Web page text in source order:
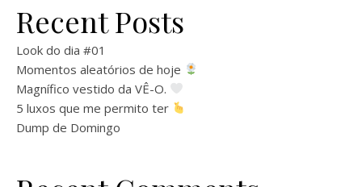
Recent Posts
Look do dia #01
Momentos aleatórios de hoje
Magnífico vestido da VÊ-O.
5 luxos que me permito ter
Dump de Domingo